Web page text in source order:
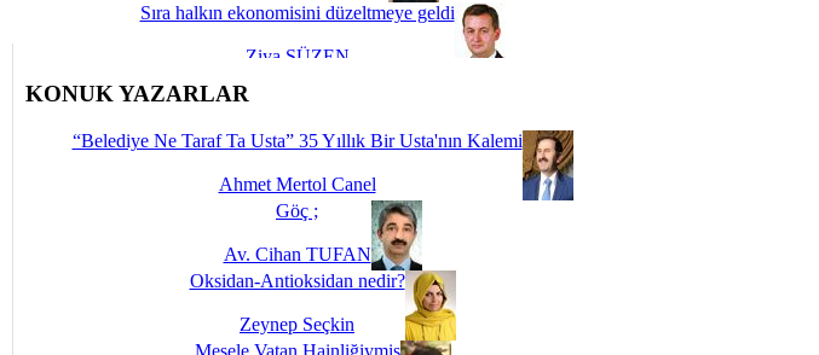
Sıra halkın ekonomisini düzeltmeye geldi
Ziya SÜZEN
İşte Biz buyuz...
KONUK YAZARLAR
“Belediye Ne Taraf Ta Usta” 35 Yıllık Bir Usta'nın Kalemi
Ahmet Mertol Canel
Göç ;
Av. Cihan TUFAN
Oksidan-Antioksidan nedir?
Zeynep Seçkin
Mesele Vatan Hainliğiymiş